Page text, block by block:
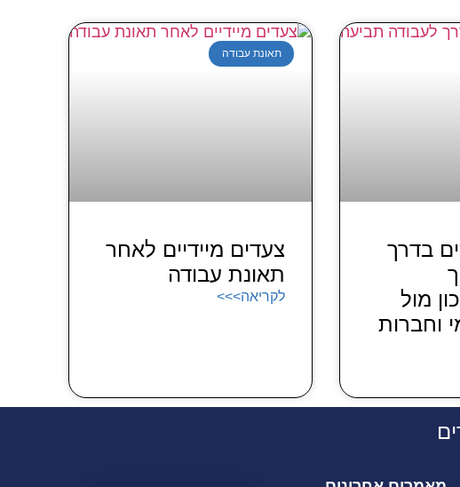
בדרך
מול
וחברות
תאונת עבודה
צעדים מיידיים לאחר
תאונת עבודה
לקריאה>>>